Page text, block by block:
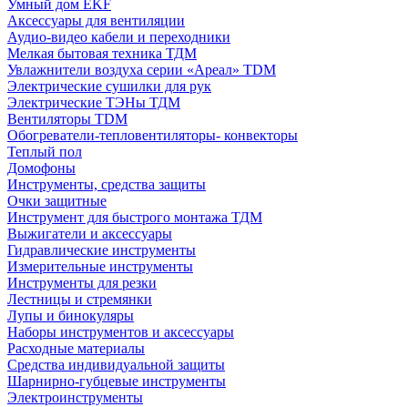
Умный дом EKF
Аксессуары для вентиляции
Аудио-видео кабели и переходники
Мелкая бытовая техника ТДМ
Увлажнители воздуха серии «Ареал» TDM
Электрические сушилки для рук
Электрические ТЭНы ТДМ
Вентиляторы TDM
Обогреватели-тепловентиляторы- конвекторы
Теплый пол
Домофоны
Инструменты, средства защиты
Очки защитные
Инструмент для быстрого монтажа ТДМ
Выжигатели и аксессуары
Гидравлические инструменты
Измерительные инструменты
Инструменты для резки
Лестницы и стремянки
Лупы и бинокуляры
Наборы инструментов и аксессуары
Расходные материалы
Средства индивидуальной защиты
Шарнирно-губцевые инструменты
Электроинструменты